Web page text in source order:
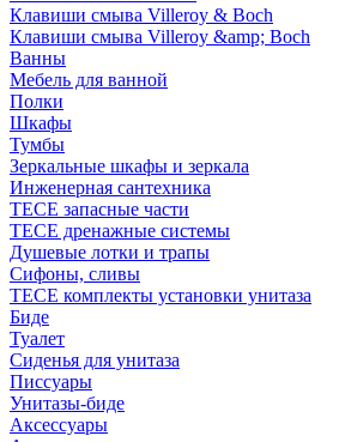
Клавиши смыва Villeroy & Boch
Клавиши смыва Villeroy &amp; Boch
Ванны
Мебель для ванной
Полки
Шкафы
Тумбы
Зеркальные шкафы и зеркала
Инженерная сантехника
TECE запасные части
TECE дренажные системы
Душевые лотки и трапы
Сифоны, сливы
TECE комплекты установки унитаза
Биде
Туалет
Сиденья для унитаза
Писсуары
Унитазы-биде
Аксессуары